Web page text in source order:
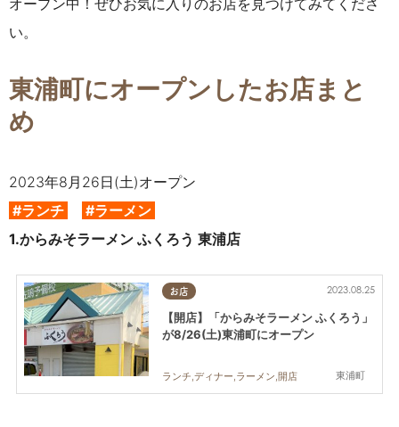
オープン中！ ぜひお気に入りのお店を見つけてみてくださ
い。
東浦町にオープンしたお店まと
め
2023年8月26日(土)オープン
#ランチ
#ラーメン
1.からみそラーメン ふくろう 東浦店
お店
東浦町
2023.08.25
【開店】「からみそラーメン ふくろう」
が8/26(土)東浦町にオープン
ランチ,ディナー,ラーメン,開店